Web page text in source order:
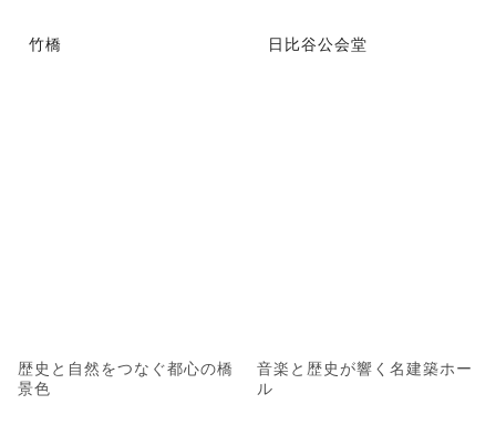
竹橋
歴史と自然をつなぐ都心の橋
景色
日比谷公会堂
音楽と歴史が響く名建築ホー
ル